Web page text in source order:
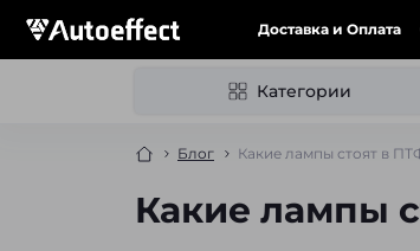
Доставка и Оплата
Категории
Блог Какие лампы стоят в
Какие лампы